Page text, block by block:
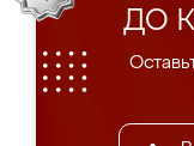
ДО